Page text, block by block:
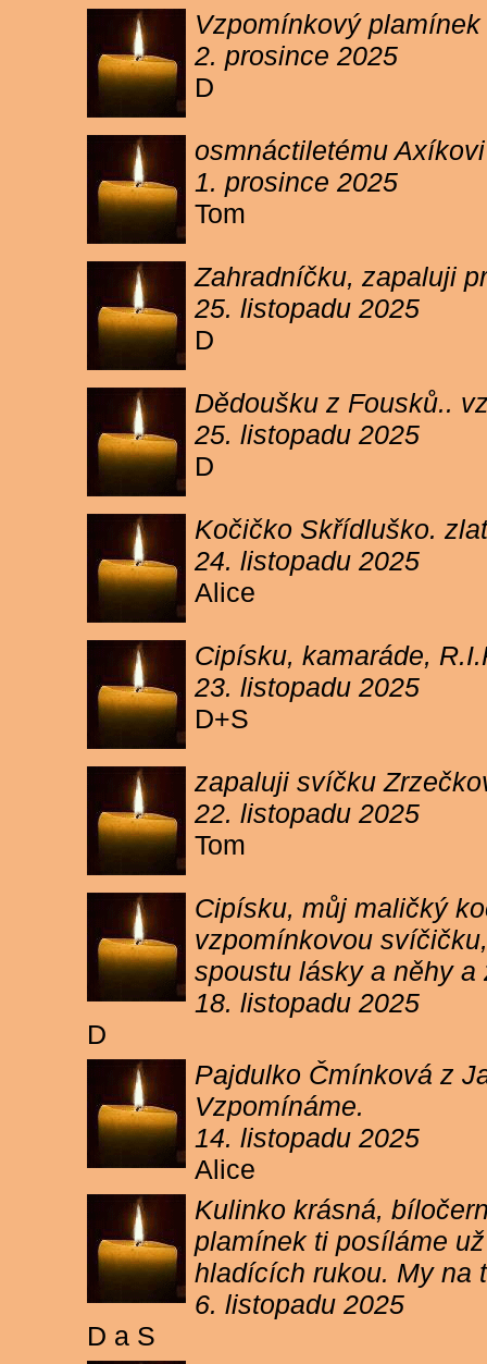
Vzpomínkový
2. prosince 2025
D
osmnáctiletému
1. prosince 2025
Tom
Zahradníčku, zapaluji
25. listopadu 2025
D
Dědoušku z Fousků..
25. listopadu 2025
D
Kočičko Skřídluško.
24. listopadu 2025
Alice
Cipísku, kamaráde,
23. listopadu 2025
D+S
zapaluji svíčku
22. listopadu 2025
Tom
Cipísku, můj maličký
vzpomínkovou
spoustu lásky a něhy
18. listopadu 2025
D
Pajdulko Čmínková z
Vzpomínáme.
14. listopadu 2025
Alice
Kulinko krásná,
plamínek ti posíláme
hladících rukou. My na
6. listopadu 2025
D a S